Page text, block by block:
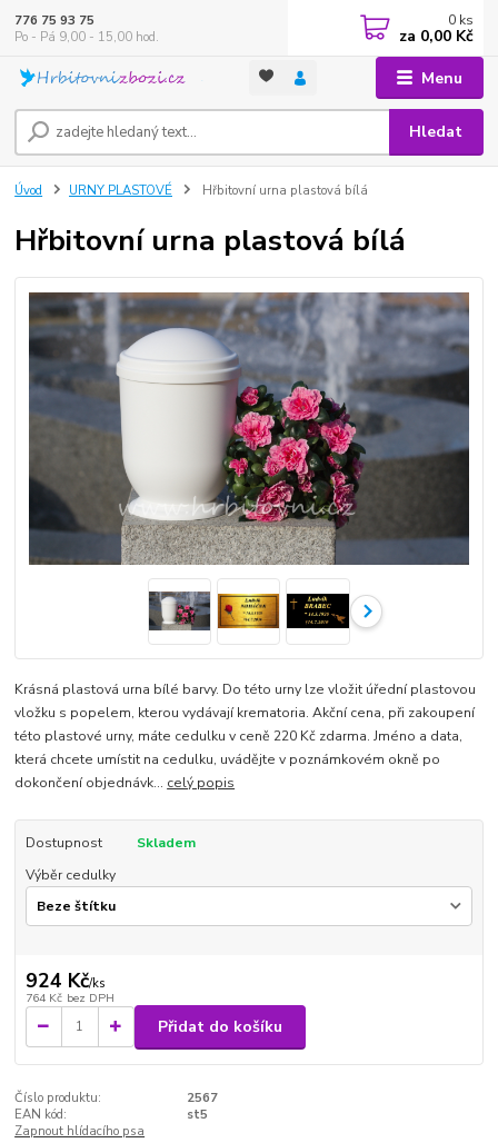
Menu
Hledat
776 75 93 75
Po - Pá 9,00 - 15,00 hod.
0 ks
za 0,00 Kč
Úvod URNY PLASTOVÉ Hřbitovní urna plastová bílá
Hřbitovní urna plastová bílá
Krásná plastová urna bílé barvy. Do této urny lze vložit úřední plastovou
vložku s popelem, kterou vydávají krematoria. Akční cena, při zakoupení
této plastové urny, máte cedulku v ceně 220 Kč zdarma. Jméno a data,
která chcete umístit na cedulku, uvádějte v poznámkovém okně po
dokončení objednávk... celý popis
Dostupnost
Skladem
Výběr cedulky
924 Kč/ks
764 Kč bez DPH
Přidat do košíku
Číslo produktu:
2567
EAN kód:
st5
Zapnout hlídacího psa